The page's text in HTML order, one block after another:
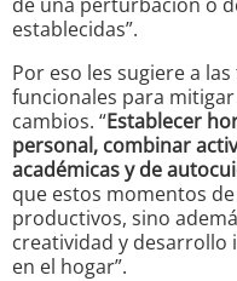
establecidas”.
Por eso les sugiere a
funcionales para
cambios. “Establecer
personal, combinar
académicas y de
que estos momentos
productivos, sino
creatividad y desarrollo
en el hogar”.